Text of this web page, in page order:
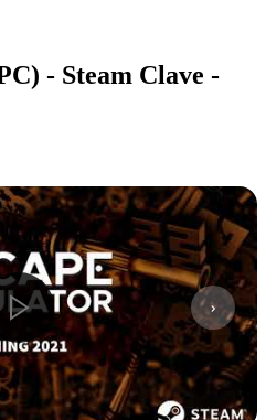
- Steam Clave -